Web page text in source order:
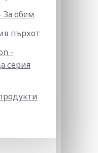
За обем
пърхот
-
серия